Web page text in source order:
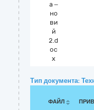
а –
но
ви
й
2.d
oc
x
Тип документа:
ФАЙЛ